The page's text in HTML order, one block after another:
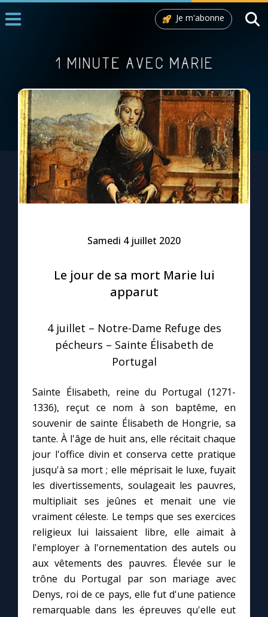
1000 Raisons de Croire
L'actualité de la semaine
La chaîne Youtube
Le magazine
Questions-réponses
Prier au quotidien
Avec Thérèse de Lisieux
L'Évangile chaque jour
Les premiers samedis du mois
Marie qui défait les nœuds
Me consacrer à Jésus par Marie
Je m'abonne
Samedi 4 juillet 2020
Le jour de sa mort Marie lui
apparut
4 juillet – Notre-Dame Refuge des
pécheurs – Sainte Élisabeth de
Portugal
Sainte Élisabeth, reine du Portugal (1271-
1336), reçut ce nom à son baptême, en
souvenir de sainte Élisabeth de Hongrie, sa
tante. À l'âge de huit ans, elle récitait chaque
jour l'office divin et conserva cette pratique
jusqu'à sa mort ; elle méprisait le luxe, fuyait
les divertissements, soulageait les pauvres,
multipliait ses jeûnes et menait une vie
vraiment céleste. Le temps que ses exercices
religieux lui laissaient libre, elle aimait à
l'employer à l'ornementation des autels ou
aux vêtements des pauvres. Élevée sur le
trône du Portugal par son mariage avec
Denys, roi de ce pays, elle fut d'une patience
remarquable dans les épreuves qu'elle eut